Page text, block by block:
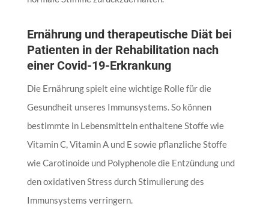
Ernährung und therapeutische Diät bei
Patienten in der Rehabilitation nach
einer Covid-19-Erkrankung
Die Ernährung spielt eine wichtige Rolle für die
Gesundheit unseres Immunsystems. So können
bestimmte in Lebensmitteln enthaltene Stoffe wie
Vitamin C, Vitamin A und E sowie pflanzliche Stoffe
wie Carotinoide und Polyphenole die Entzündung und
den oxidativen Stress durch Stimulierung des
Immunsystems verringern.